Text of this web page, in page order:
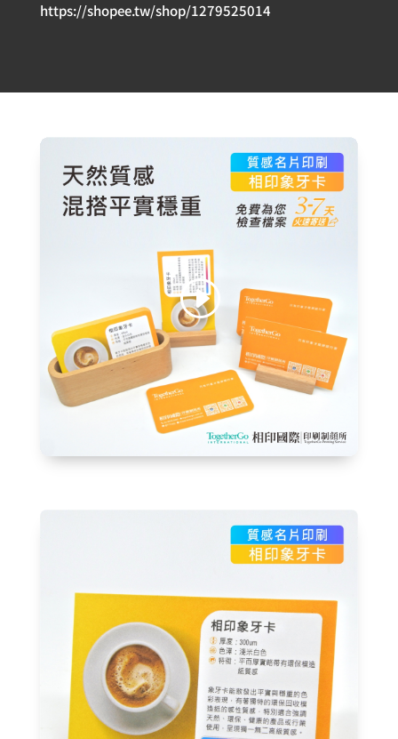
https://shopee.tw/shop/1279525014